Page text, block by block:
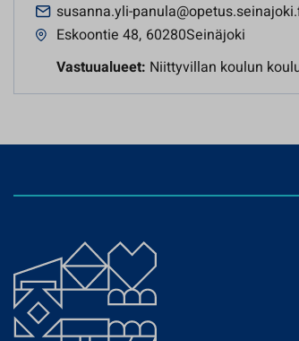
susanna.yli-
Eskoontie 48, 60280Seinäjoki
Vastuualueet: Niittyvillan koulun